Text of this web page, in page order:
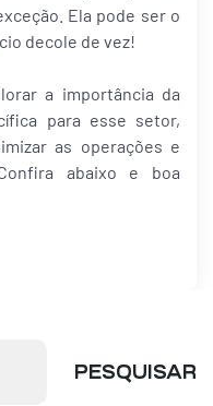
Ela pode ser o
decole de vez!
a importância da
para esse setor,
as operações e
abaixo e boa
PESQUISAR